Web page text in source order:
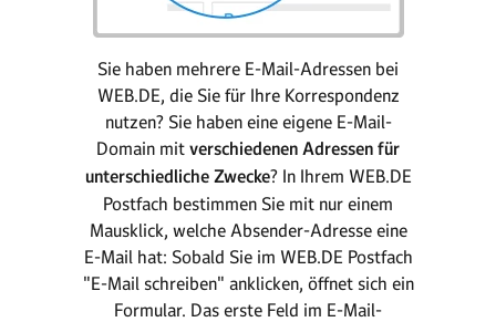
Sie haben mehrere E-Mail-Adressen bei
WEB.DE, die Sie für Ihre Korrespondenz
nutzen? Sie haben eine eigene E-Mail-
Domain mit verschiedenen Adressen für
unterschiedliche Zwecke? In Ihrem WEB.DE
Postfach bestimmen Sie mit nur einem
Mausklick, welche Absender-Adresse eine
E-Mail hat: Sobald Sie im WEB.DE Postfach
"E-Mail schreiben" anklicken, öffnet sich ein
Formular. Das erste Feld im E-Mail-